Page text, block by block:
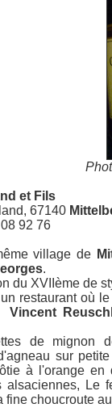
et Fils
67140
92 76‎
village de
.
du XVIIème de
restaurant où
Vincent
de mignon
sur
à l'orange
alsaciennes, Le
fine choucroute